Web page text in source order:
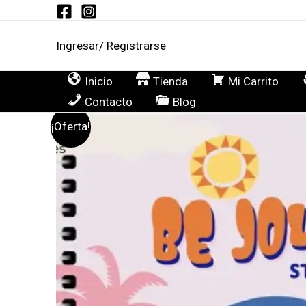
Ingresar/ Registrarse
Inicio Tienda Mi Carrito
Contacto
Blog
¡Oferta!